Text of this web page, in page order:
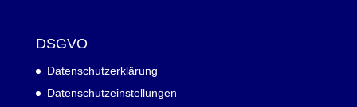
DSGVO
Datenschutzerklärung
Datenschutzeinstellungen